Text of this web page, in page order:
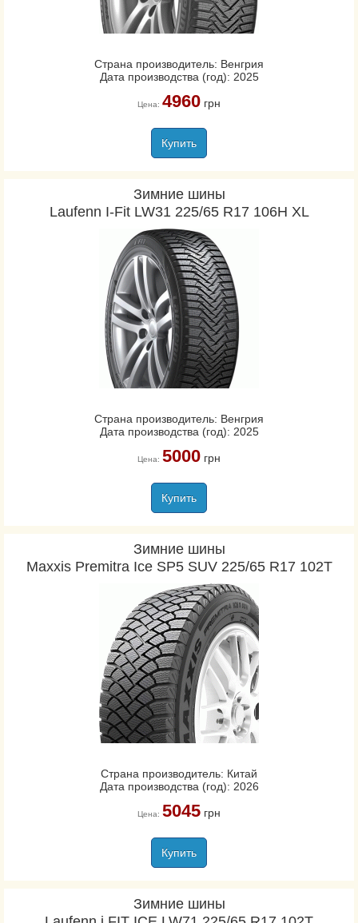
Страна производитель: Венгрия
Дата производства (год): 2025
Цена: 4960грн
Купить
Зимние шины
Laufenn I-Fit LW31 225/65 R17 106H XL
Страна производитель: Венгрия
Дата производства (год): 2025
Цена: 5000грн
Купить
Зимние шины
Maxxis Premitra Ice SP5 SUV 225/65 R17 102T
Страна производитель: Китай
Дата производства (год): 2026
Цена: 5045грн
Купить
Зимние шины